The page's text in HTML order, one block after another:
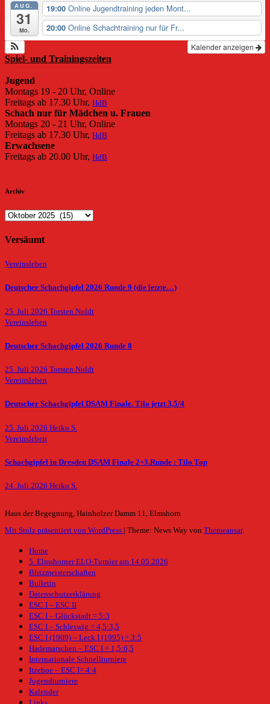
AUG.
31
Mo.
19:00 Online Jugendtraining jeden Mont...
20:00 Online Schachtraining nur für Fr...
Kalender anzeigen
Spiel- und Trainingszeiten
Jugend
Montags 19 - 20 Uhr, Online
Freitags ab 17.30 Uhr, HdB
Schach nur für Mädchen u. Frauen
Montags 20 - 21 Uhr, Online
Freitags ab 17.30 Uhr, HdB
Erwachsene
Freitags ab 20.00 Uhr, HdB
Archiv
Archiv
Versäumt
Vereinsleben
Deutscher Schachgipfel 2026 Runde 9 (die letzte…)
25. Juli 2026 Torsten Noldt
Vereinsleben
Deutscher Schachgipfel 2026 Runde 8
25. Juli 2026 Torsten Noldt
Vereinsleben
Deutscher Schachgipfel DSAM Finale. Tilo jetzt 3,5/4
25. Juli 2026 Heiko S.
Vereinsleben
Schachgipfel in Dresden DSAM Finale 2+3.Runde : Tilo Top
24. Juli 2026 Heiko S.
Haus der Begegnung, Hainholzer Damm 11, Elmshorn
Mit Stolz präsentiert von WordPress | Theme: News Way von Themeansar.
Home
5. Elmshorner ELO-Turnier am 14.05.2026
Blitzmeisterschaften
Bulletin
Datenschutzerklärung
ESC I – ESC II
ESC I – Glückstadt = 5:3
ESC I – Schleswig = 4,5:3,5
ESC I (1909) – Leck I (1995) = 3:5
Hademarschen – ESC I = 1,5:6,5
Internationale Schnellturniere
Itzehoe – ESC I= 4:4
Jugendturniere
Kalender